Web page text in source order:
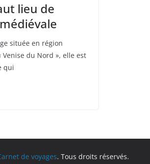
lieu de
située en région
Venise du Nord », elle est
qui
de voyages. Tous droits réservés.